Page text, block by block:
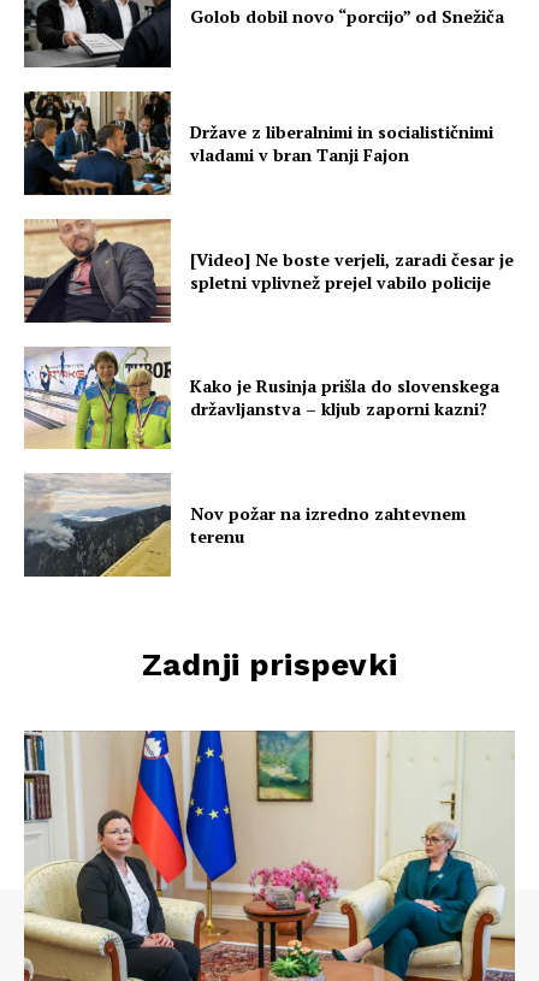
Golob dobil novo “porcijo” od Snežiča
Države z liberalnimi in socialističnimi
vladami v bran Tanji Fajon
[Video] Ne boste verjeli, zaradi česar je
spletni vplivnež prejel vabilo policije
Kako je Rusinja prišla do slovenskega
državljanstva – kljub zaporni kazni?
Nov požar na izredno zahtevnem
terenu
Zadnji prispevki